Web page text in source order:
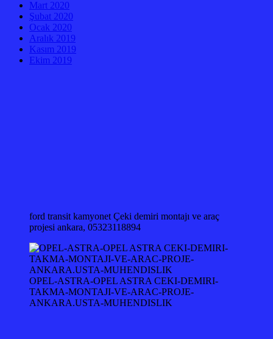
Mart 2020
Şubat 2020
Ocak 2020
Aralık 2019
Kasım 2019
Ekim 2019
ford transit kamyonet Çeki demiri montajı ve araç
projesi ankara, 05323118894
OPEL-ASTRA-OPEL ASTRA CEKI-DEMIRI-
TAKMA-MONTAJI-VE-ARAC-PROJE-
ANKARA.USTA-MUHENDISLIK